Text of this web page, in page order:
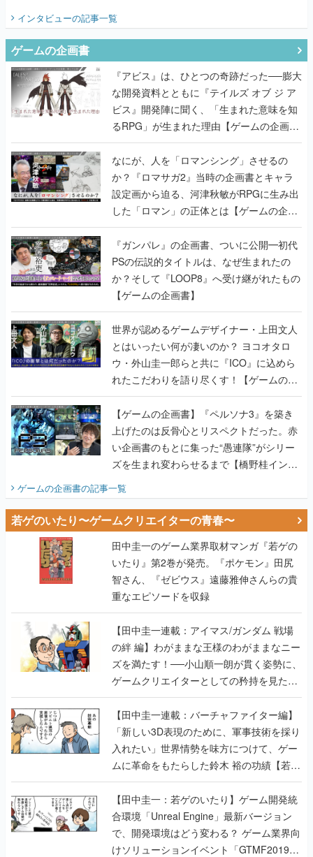
インタビューの記事一覧
ゲームの企画書
『アビス』は、ひとつの奇跡だった──膨大
な開発資料とともに『テイルズ オブ ジ ア
ビス』開発陣に聞く、「生まれた意味を知
るRPG」が生まれた理由【ゲームの企画
書】
なにが、人を「ロマンシング」させるの
か？『ロマサガ2』当時の企画書とキャラ
設定画から迫る、河津秋敏がRPGに生み出
した「ロマン」の正体とは【ゲームの企画
書】
『ガンパレ』の企画書、ついに公開━初代
PSの伝説的タイトルは、なぜ生まれたの
か？そして『LOOP8』へ受け継がれたもの
【ゲームの企画書】
世界が認めるゲームデザイナー・上田文人
とはいったい何が凄いのか？ ヨコオタロ
ウ・外山圭一郎らと共に『ICO』に込めら
れたこだわりを語り尽くす！【ゲームの企
画書】
【ゲームの企画書】『ペルソナ3』を築き
上げたのは反骨心とリスペクトだった。赤
い企画書のもとに集った“愚連隊”がシリー
ズを生まれ変わらせるまで【橋野桂インタ
ゲームの企画書の記事一覧
若ゲのいたり〜ゲームクリエイターの青春〜
田中圭一のゲーム業界取材マンガ『若ゲの
いたり』第2巻が発売。『ポケモン』田尻
智さん、『ゼビウス』遠藤雅伸さんらの貴
重なエピソードを収録
【田中圭一連載：アイマス/ガンダム 戦場
の絆 編】わがままな王様のわがままなニー
ズを満たす！──小山順一朗が貫く姿勢に、
ゲームクリエイターとしての矜持を見た
【若ゲのいたり最終回】
【田中圭一連載：バーチャファイター編】
「新しい3D表現のために、軍事技術を採り
入れたい」世界情勢を味方につけて、ゲー
ムに革命をもたらした鈴木 裕の功績【若ゲ
のいたり】
【田中圭一：若ゲのいたり】ゲーム開発統
合環境「Unreal Engine」最新バージョン
で、開発環境はどう変わる？ ゲーム業界向
けソリューションイベント「GTMF2019」